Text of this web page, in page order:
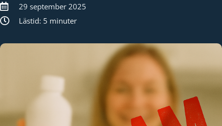
29 september 2025
Lästid: 5 minuter